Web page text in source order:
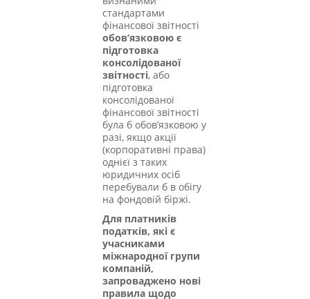
стандартами
фінансової звітності
обов’язковою є
підготовка
консолідованої
звітності, або
підготовка
консолідованої
фінансової звітності
була б обов’язковою у
разі, якщо акції
(корпоративні права)
однієї з таких
юридичних осіб
перебували б в обігу
на фондовій біржі.
Для платників
податків, які є
учасниками
міжнародної групи
компаній,
запроваджено нові
правила щодо